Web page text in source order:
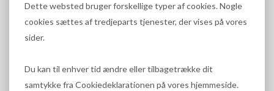
Dette websted bruger forskellige typer af cookies. Nogle
cookies sættes af tredjeparts tjenester, der vises på vores
sider.
Du kan til enhver tid ændre eller tilbagetrække dit
samtykke fra Cookiedeklarationen på vores hjemmeside.